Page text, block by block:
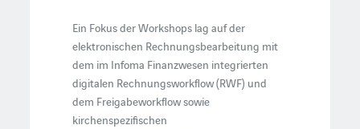
Ein Fokus der Workshops lag auf der
elektronischen Rechnungsbearbeitung mit
dem im Infoma Finanzwesen integrierten
digitalen Rechnungsworkflow (RWF) und
dem Freigabeworkflow sowie
kirchenspezifischen